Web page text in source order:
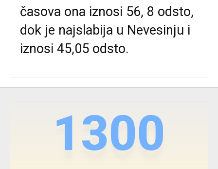
časova ona iznosi 56, 8 odsto,
dok je najslabija u Nevesinju i
iznosi 45,05 odsto.
1300